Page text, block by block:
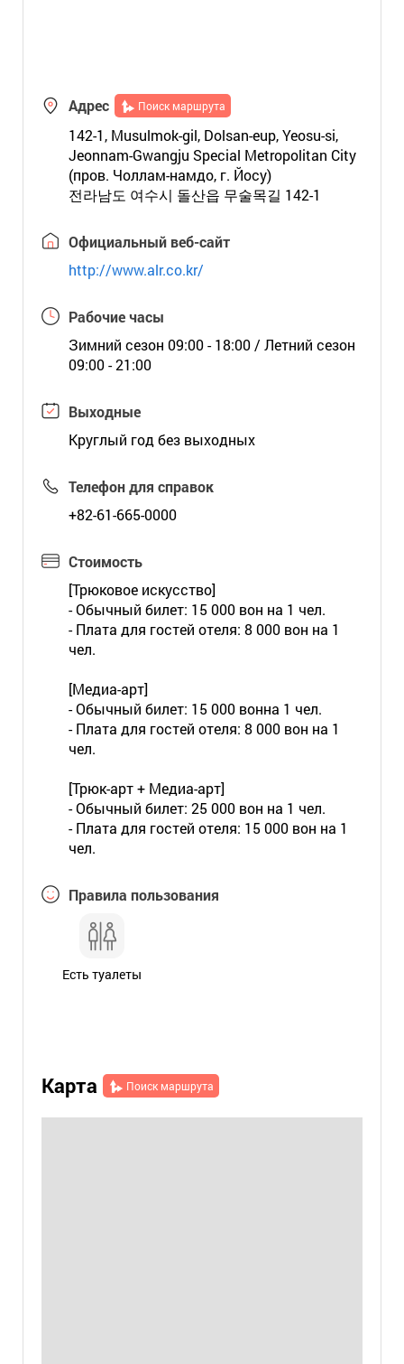
Адрес Поиск маршрута
142-1, Musulmok-gil, Dolsan-eup, Yeosu-si,
Jeonnam-Gwangju Special Metropolitan City
(пров. Чоллам-намдо, г. Йосу)
전라남도 여수시 돌산읍 무술목길 142-1
Официальный веб-сайт
http://www.alr.co.kr/
Рабочие часы
Зимний сезон 09:00 - 18:00 / Летний сезон
09:00 - 21:00
Выходные
Круглый год без выходных
Телефон для справок
+82-61-665-0000
Стоимость
[Трюковое искусство]
- Обычный билет: 15 000 вон на 1 чел.
- Плата для гостей отеля: 8 000 вон на 1
чел.
[Медиа-арт]
- Обычный билет: 15 000 вонна 1 чел.
- Плата для гостей отеля: 8 000 вон на 1
чел.
[Трюк-арт + Медиа-арт]
- Обычный билет: 25 000 вон на 1 чел.
- Плата для гостей отеля: 15 000 вон на 1
чел.
Правила пользования
Есть туалеты
Карта Поиск маршрута